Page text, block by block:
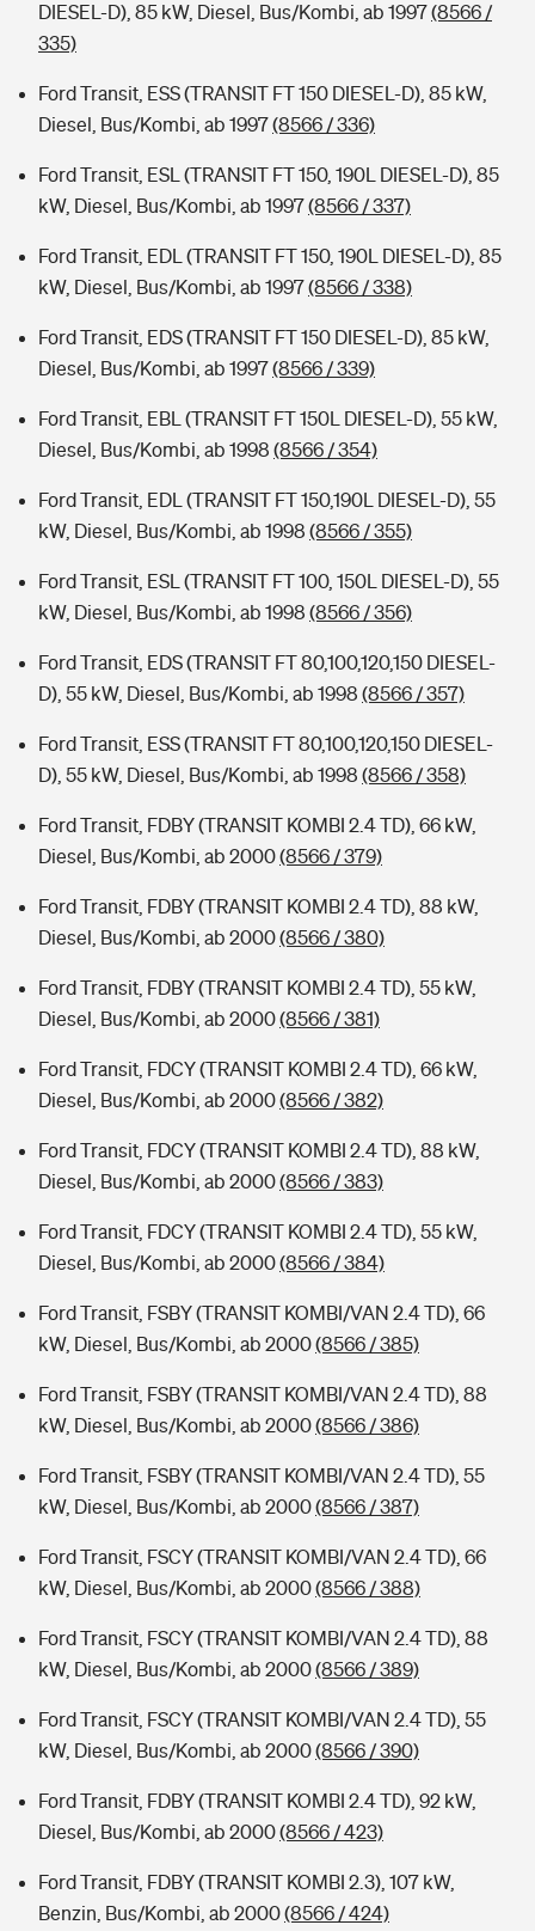
DIESEL-D), 85 kW, Diesel, Bus/Kombi, ab 1997(8566 /
335)
Ford Transit, ESS (TRANSIT FT 150 DIESEL-D), 85 kW,
Diesel, Bus/Kombi, ab 1997(8566 / 336)
Ford Transit, ESL (TRANSIT FT 150, 190L DIESEL-D), 85
kW, Diesel, Bus/Kombi, ab 1997(8566 / 337)
Ford Transit, EDL (TRANSIT FT 150, 190L DIESEL-D), 85
kW, Diesel, Bus/Kombi, ab 1997(8566 / 338)
Ford Transit, EDS (TRANSIT FT 150 DIESEL-D), 85 kW,
Diesel, Bus/Kombi, ab 1997(8566 / 339)
Ford Transit, EBL (TRANSIT FT 150L DIESEL-D), 55 kW,
Diesel, Bus/Kombi, ab 1998 (8566 / 354)
Ford Transit, EDL (TRANSIT FT 150,190L DIESEL-D), 55
kW, Diesel, Bus/Kombi, ab 1998 (8566 / 355)
Ford Transit, ESL (TRANSIT FT 100, 150L DIESEL-D), 55
kW, Diesel, Bus/Kombi, ab 1998 (8566 / 356)
Ford Transit, EDS (TRANSIT FT 80,100,120,150 DIESEL-
D), 55 kW, Diesel, Bus/Kombi, ab 1998 (8566 / 357)
Ford Transit, ESS (TRANSIT FT 80,100,120,150 DIESEL-
D), 55 kW, Diesel, Bus/Kombi, ab 1998 (8566 / 358)
Ford Transit, FDBY (TRANSIT KOMBI 2.4 TD), 66 kW,
Diesel, Bus/Kombi, ab 2000(8566 / 379)
Ford Transit, FDBY (TRANSIT KOMBI 2.4 TD), 88 kW,
Diesel, Bus/Kombi, ab 2000(8566 / 380)
Ford Transit, FDBY (TRANSIT KOMBI 2.4 TD), 55 kW,
Diesel, Bus/Kombi, ab 2000(8566 / 381)
Ford Transit, FDCY (TRANSIT KOMBI 2.4 TD), 66 kW,
Diesel, Bus/Kombi, ab 2000(8566 / 382)
Ford Transit, FDCY (TRANSIT KOMBI 2.4 TD), 88 kW,
Diesel, Bus/Kombi, ab 2000(8566 / 383)
Ford Transit, FDCY (TRANSIT KOMBI 2.4 TD), 55 kW,
Diesel, Bus/Kombi, ab 2000(8566 / 384)
Ford Transit, FSBY (TRANSIT KOMBI/VAN 2.4 TD), 66
kW, Diesel, Bus/Kombi, ab 2000(8566 / 385)
Ford Transit, FSBY (TRANSIT KOMBI/VAN 2.4 TD), 88
kW, Diesel, Bus/Kombi, ab 2000(8566 / 386)
Ford Transit, FSBY (TRANSIT KOMBI/VAN 2.4 TD), 55
kW, Diesel, Bus/Kombi, ab 2000(8566 / 387)
Ford Transit, FSCY (TRANSIT KOMBI/VAN 2.4 TD), 66
kW, Diesel, Bus/Kombi, ab 2000(8566 / 388)
Ford Transit, FSCY (TRANSIT KOMBI/VAN 2.4 TD), 88
kW, Diesel, Bus/Kombi, ab 2000(8566 / 389)
Ford Transit, FSCY (TRANSIT KOMBI/VAN 2.4 TD), 55
kW, Diesel, Bus/Kombi, ab 2000(8566 / 390)
Ford Transit, FDBY (TRANSIT KOMBI 2.4 TD), 92 kW,
Diesel, Bus/Kombi, ab 2000(8566 / 423)
Ford Transit, FDBY (TRANSIT KOMBI 2.3), 107 kW,
Benzin, Bus/Kombi, ab 2000(8566 / 424)